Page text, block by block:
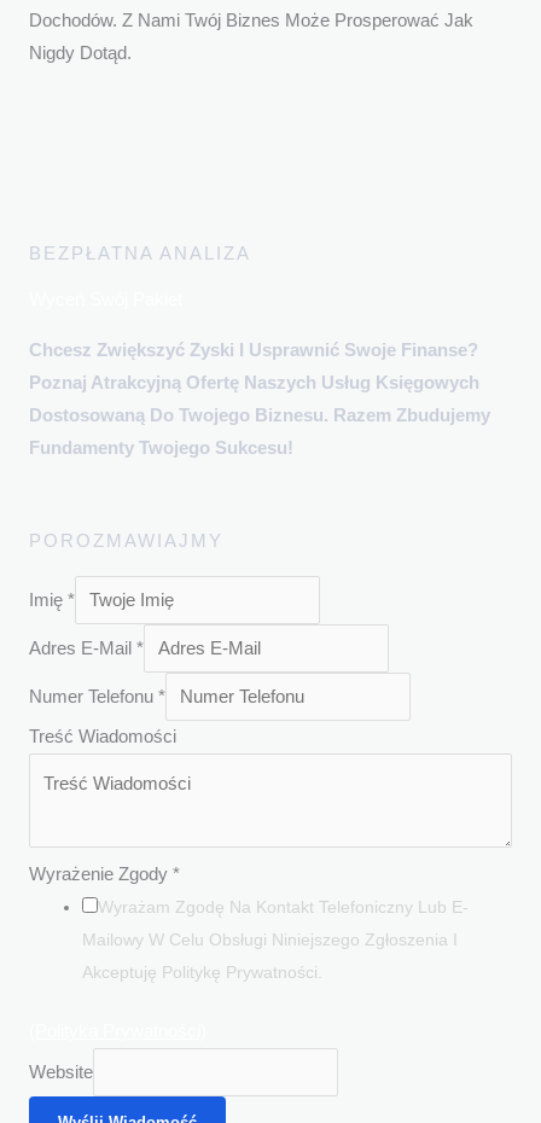
Dochodów. Z Nami Twój Biznes Może Prosperować Jak
Nigdy Dotąd.
BEZPŁATNA ANALIZA
Chcesz Zwiększyć Zyski I Usprawnić Swoje Finanse?
Poznaj Atrakcyjną Ofertę Naszych Usług Księgowych
Dostosowaną Do Twojego Biznesu. Razem Zbudujemy
Fundamenty Twojego Sukcesu!
POROZMAWIAJMY
Imię *
Adres E-Mail *
Numer Telefonu *
Treść Wiadomości
Wyrażenie Zgody *
Wyrażam Zgodę Na Kontakt Telefoniczny Lub E-
Mailowy W Celu Obsługi Niniejszego Zgłoszenia I
Akceptuję Politykę Prywatności.
Website